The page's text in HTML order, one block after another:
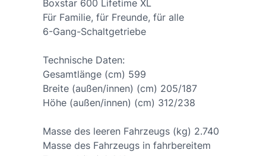
Boxstar 600 Lifetime XL
Für Familie, für Freunde, für alle
6-Gang-Schaltgetriebe
Technische Daten:
Gesamtlänge (cm)​ 599
Breite (außen/innen) (cm) 205/187
Höhe (außen/innen) (cm) 312/238
Masse des leeren Fahrzeugs (kg) 2.740
Masse des Fahrzeugs in fahrbereitem